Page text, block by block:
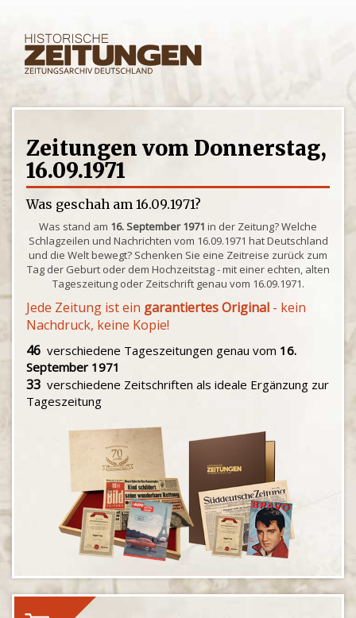
Zeitungen vom Donnerstag,
16.09.1971
Was geschah am 16.09.1971?
Was stand am 16. September 1971 in der Zeitung? Welche
Schlagzeilen und Nachrichten vom 16.09.1971 hat Deutschland
und die Welt bewegt? Schenken Sie eine Zeitreise zurück zum
Tag der Geburt oder dem Hochzeitstag - mit einer echten, alten
Tageszeitung oder Zeitschrift genau vom 16.09.1971.
Jede Zeitung ist ein garantiertes Original - kein
Nachdruck, keine Kopie!
46 verschiedene Tageszeitungen genau vom 16.
September 1971
33 verschiedene Zeitschriften als ideale Ergänzung zur
Tageszeitung